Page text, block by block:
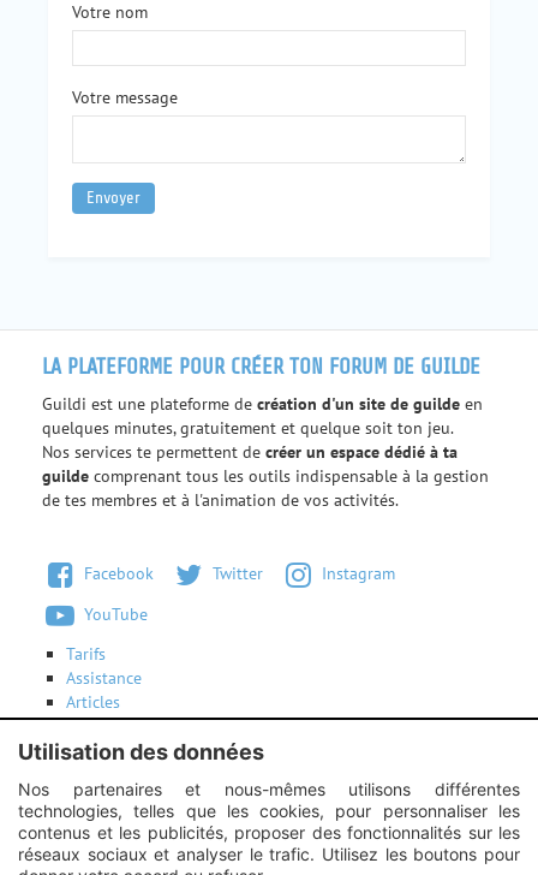
Votre nom
Votre message
LA PLATEFORME POUR CRÉER TON FORUM DE GUILDE
Guildi est une plateforme de création d'un site de guilde en
quelques minutes, gratuitement et quelque soit ton jeu.
Nos services te permettent de créer un espace dédié à ta
guilde comprenant tous les outils indispensable à la gestion
de tes membres et à l'animation de vos activités.
Facebook Twitter
Instagram
YouTube
Tarifs
Assistance
Articles
Conditions d'utilisation
Contactez-nous
Instagram :Unexpected response structure
Utilisation des données
Nos partenaires et nous-mêmes utilisons différentes
technologies, telles que les cookies, pour personnaliser les
contenus et les publicités, proposer des fonctionnalités sur les
réseaux sociaux et analyser le trafic. Utilisez les boutons pour